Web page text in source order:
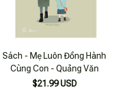
Sách - Mẹ Luôn Đồng Hành
Cùng Con - Quảng Văn
$21.99 USD